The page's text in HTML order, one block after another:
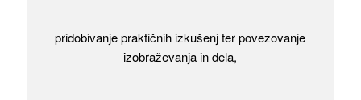
pridobivanje praktičnih izkušenj ter povezovanje
izobraževanja in dela,